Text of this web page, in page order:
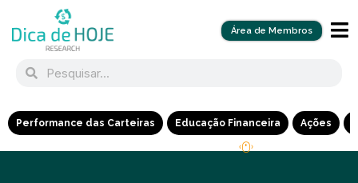
Área de Membros
Performance das Carteiras Educação Financeira Ações